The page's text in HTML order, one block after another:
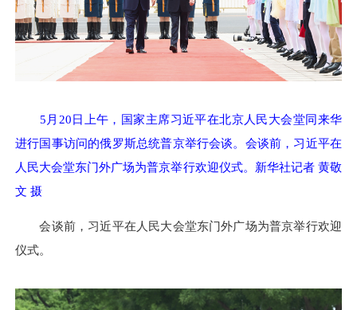
5月20日上午，国家主席习近平在北京人民大会堂同来华
进行国事访问的俄罗斯总统普京举行会谈。会谈前，习近平在
人民大会堂东门外广场为普京举行欢迎仪式。新华社记者 黄敬
文 摄
会谈前，习近平在人民大会堂东门外广场为普京举行欢迎
仪式。